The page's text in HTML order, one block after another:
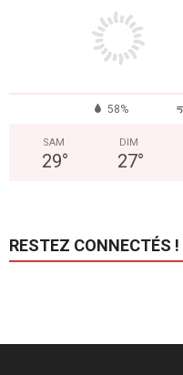
58%
SAM
29°
DIM
27°
RESTEZ CONNECTÉS !